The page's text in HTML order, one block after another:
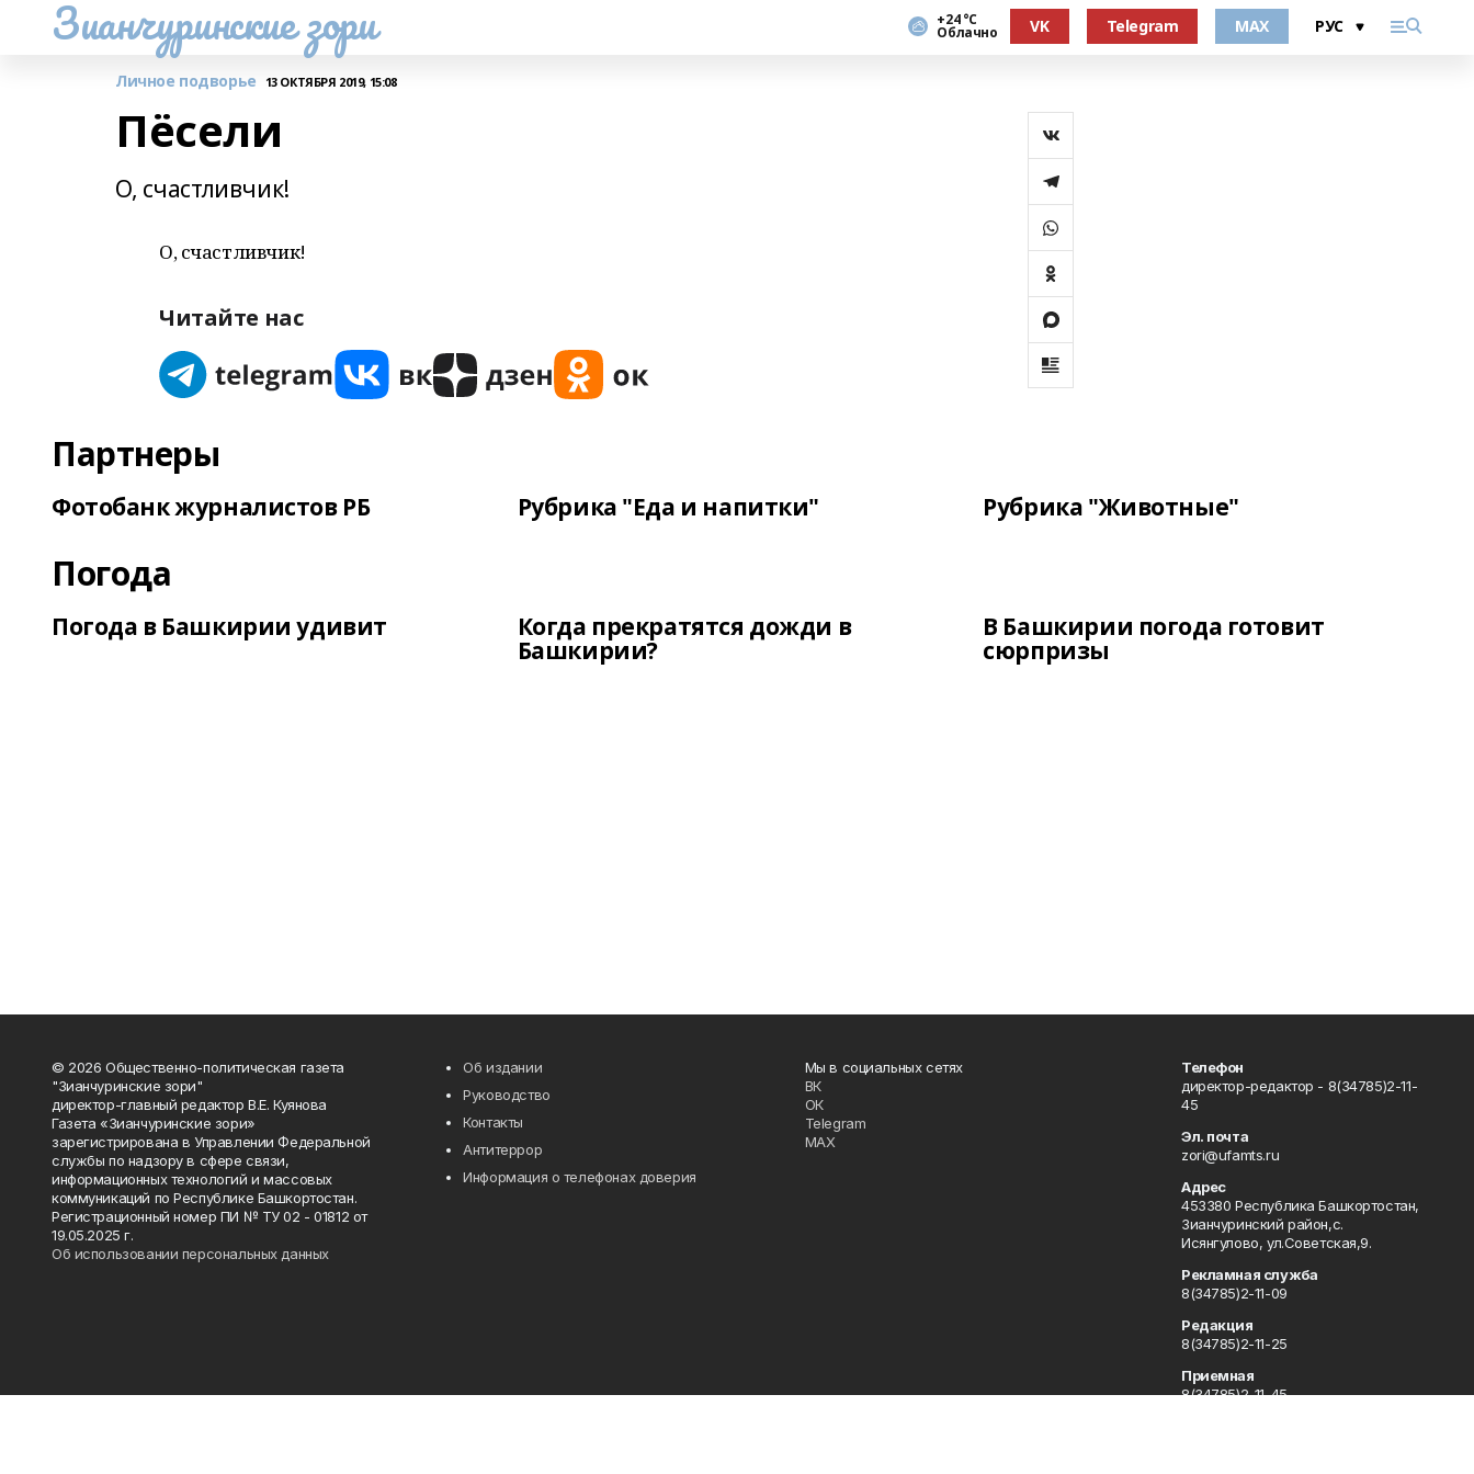
Зианчуринские зори +24 °С
Облачно VK Telegram MAX
Личное подворье 13 ОКТЯБРЯ 2019, 15:08
Пёсели
О, счастливчик!
О, счастливчик!
Читайте нас
Партнеры
Фотобанк журналистов РБ Рубрика "Еда и напитки" Рубрика "Животные"
Погода
Погода в Башкирии удивит Когда прекратятся дожди в
Башкирии?
В Башкирии погода готовит
сюрпризы
© 2026 Общественно-политическая газета
"Зианчуринские зори"
директор-главный редактор В.Е. Куянова
Газета «Зианчуринские зори»
зарегистрирована в Управлении Федеральной
службы по надзору в сфере связи,
информационных технологий и массовых
коммуникаций по Республике Башкортостан.
Регистрационный номер ПИ № ТУ 02 - 01812 от
19.05.2025 г.
Об использовании персональных данных
Об издании
Руководство
Контакты
Антитеррор
Информация о телефонах доверия
Мы в социальных сетях
ВК
ОК
Telegram
MAX
Телефон
директор-редактор - 8(34785)2-11-
45
Эл. почта
zori@ufamts.ru
Адрес
453380 Республика Башкортостан,
Зианчуринский район,с.
Исянгулово, ул.Советская,9.
Рекламная служба
8(34785)2-11-09
Редакция
8(34785)2-11-25
Приемная
8(34785)2-11-45